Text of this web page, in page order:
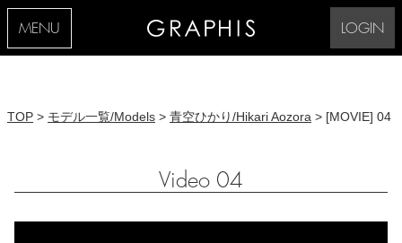
MENU LOGIN
TOP > モデル一覧/Models > 青空ひかり/Hikari Aozora > [MOVIE] 04
Video 04